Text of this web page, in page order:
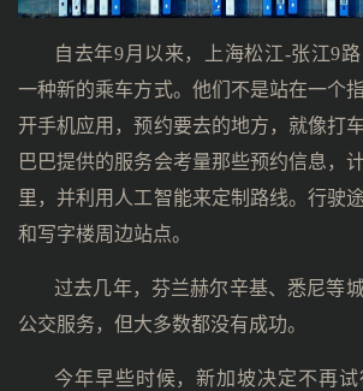
自去年9月以来，上海松江-张江9
一种新的乘车方式。他们不是站在一个
开手机应用，预约要去的地方，就像打
巴巴提供的服务会考量那些预约信息，
里，并利用人工智能来定制路线。行驶
和写字楼周边站点。
过去几年，芬兰赫尔辛基、悉尼等
公交服务，但大多数都没有成功。
今年早些时候，新加坡决定不再